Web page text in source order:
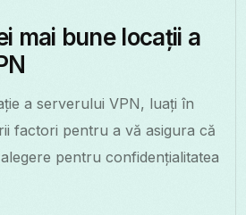
mai bune locații a
a serverului VPN, luați în
factori pentru a vă asigura că
pentru confidențialitatea